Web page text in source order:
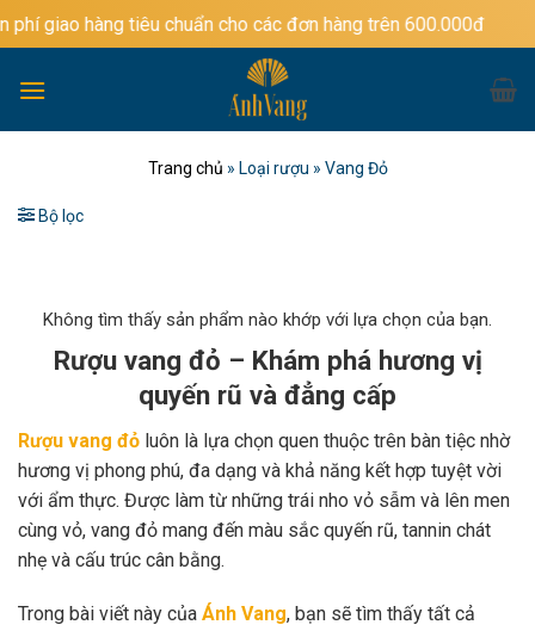
qua
dung
tiêu chuẩn cho các đơn hàng trên 600.000đ
Trang chủ » Loại rượu » Vang Đỏ
Bộ lọc
Không tìm thấy sản phẩm nào khớp với lựa chọn của bạn.
Rượu vang đỏ – Khám phá hương vị
quyến rũ và đẳng cấp
Rượu vang đỏ luôn là lựa chọn quen thuộc trên bàn tiệc nhờ
hương vị phong phú, đa dạng và khả năng kết hợp tuyệt vời
với ẩm thực. Được làm từ những trái nho vỏ sẫm và lên men
cùng vỏ, vang đỏ mang đến màu sắc quyến rũ, tannin chát
nhẹ và cấu trúc cân bằng.
Trong bài viết này của Ánh Vang, bạn sẽ tìm thấy tất cả